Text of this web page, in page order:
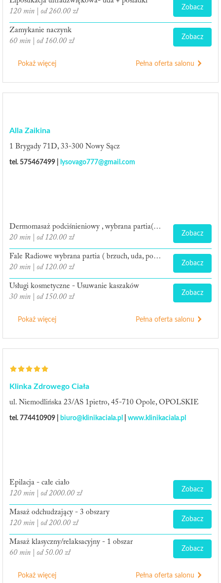
Zobacz
120 min | od 260.00 zł
Zobacz
Zamykanie naczynk
60 min | od 160.00 zł
Pokaż więcej Pełna oferta salonu
Alla Zaikina
1 Brygady 71D, 33-300 Nowy Sącz
tel. 575467499 | lysovago777@gmail.com
Zobacz
Dermomasaż podciśnieniowy , wybrana partia(uda,pośladki, brzuch)
20 min | od 120.00 zł
Zobacz
Fale Radiowe wybrana partia ( brzuch, uda, pośladki,biodra, łydki, ręce,twarz)
20 min | od 120.00 zł
Zobacz
Usługi kosmetyczne - Usuwanie kaszaków
30 min | od 150.00 zł
Pokaż więcej Pełna oferta salonu
Klinka Zdrowego Ciała
ul. Niemodlińska 23/AS 1pietro, 45-710 Opole, OPOLSKIE
tel. 774410909 | biuro@klinikaciala.pl www.klinikaciala.pl
Zobacz
Epilacja - całe ciało
120 min | od 2000.00 zł
Zobacz
Masaż odchudzający - 3 obszary
120 min | od 200.00 zł
Zobacz
Masaż klasyczny/relaksacyjny - 1 obszar
60 min | od 50.00 zł
Pokaż więcej Pełna oferta salonu